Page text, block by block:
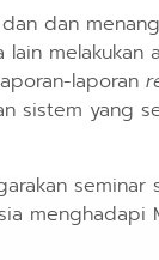
dan
melakukan
laporan
sistem yang
menghadapi